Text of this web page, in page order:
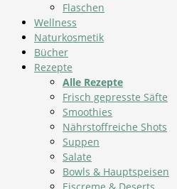
Flaschen
Wellness
Naturkosmetik
Bücher
Rezepte
Alle Rezepte
Frisch gepresste Säfte
Smoothies
Nährstoffreiche Shots
Suppen
Salate
Bowls & Hauptspeisen